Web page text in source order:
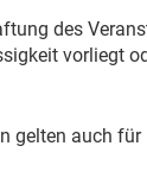
des
vorliegt
auch